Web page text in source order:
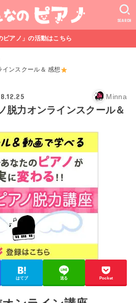
SEARCH
ピアノ」の活動はこちら
ンスクール＆ 感想
Minna
脱力オンラインスクール＆
はてブ 送る Pocket